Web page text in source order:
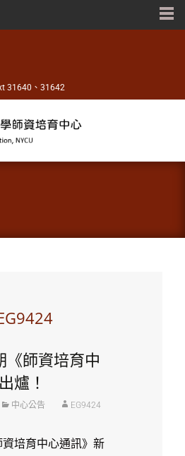
31640、31642
《師資培育中
爐！
中心公告 EG9424
培育中心通訊》新